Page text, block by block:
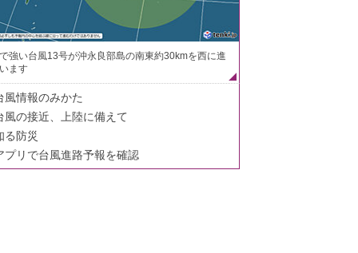
強い台風13号が沖永良部島の南東約30kmを西に進
ます
風情報のみかた
風の接近、上陸に備えて
る防災
プリで台風進路予報を確認